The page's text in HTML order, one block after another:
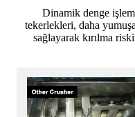
Dinamik denge
tekerlekleri, daha
sağlayarak kırılma